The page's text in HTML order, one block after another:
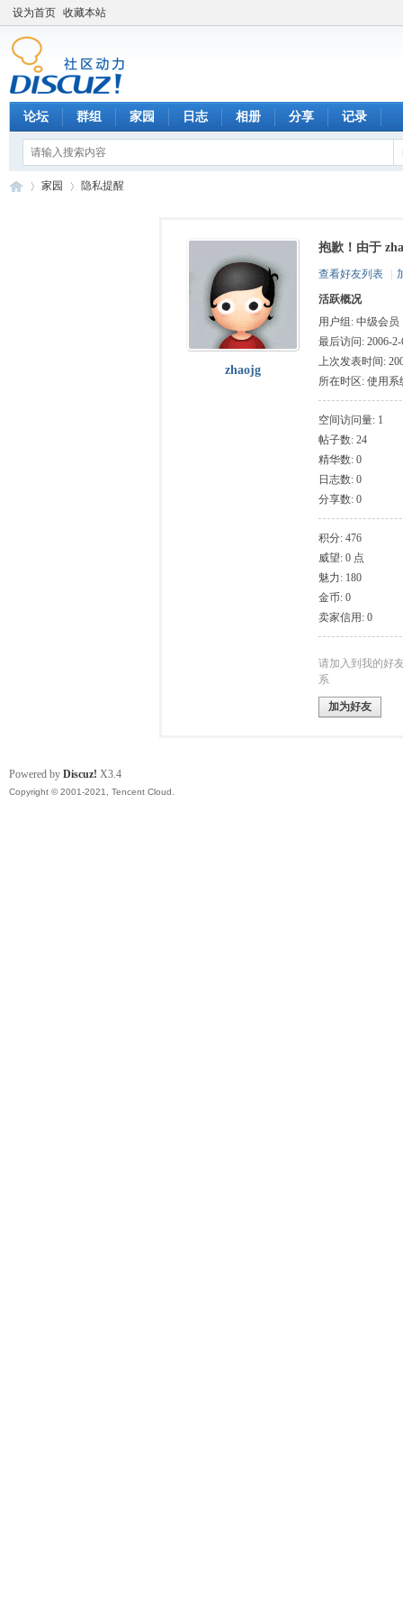
设为首页 收藏本站
论坛 群组 家园 日志 相册 分享 记录
家园 隐私提醒
zhaojg
抱歉！由于
查看好友列表
活跃概况
用户组: 中级会员
最后访问: 2006-2-
上次发表时间:
所在时区: 使用系
空间访问量: 1
帖子数: 24
精华数: 0
日志数: 0
分享数: 0
积分: 476
威望: 0 点
魅力: 180
金币: 0
卖家信用: 0
请加入到我的好
系
加为好友
Powered by Discuz! X3.4
Copyright © 2001-2021, Tencent Cloud.